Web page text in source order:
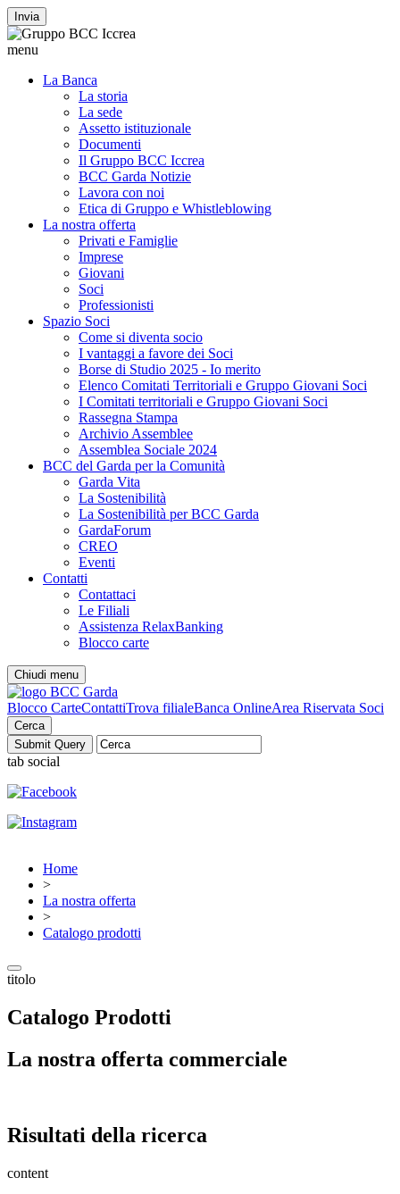
Invia
menu
La Banca
La storia
La sede
Assetto istituzionale
Documenti
Il Gruppo BCC Iccrea
BCC Garda Notizie
Lavora con noi
Etica di Gruppo e Whistleblowing
La nostra offerta
Privati e Famiglie
Imprese
Giovani
Soci
Professionisti
Spazio Soci
Come si diventa socio
I vantaggi a favore dei Soci
Borse di Studio 2025 - Io merito
Elenco Comitati Territoriali e Gruppo Giovani Soci
I Comitati territoriali e Gruppo Giovani Soci
Rassegna Stampa
Archivio Assemblee
Assemblea Sociale 2024
BCC del Garda per la Comunità
Garda Vita
La Sostenibilità
La Sostenibilità per BCC Garda
GardaForum
CREO
Eventi
Contatti
Contattaci
Le Filiali
Assistenza RelaxBanking
Blocco carte
Chiudi menu
Blocco CarteContattiTrova filialeBanca OnlineArea Riservata Soci
Cerca
tab social
Home
>
La nostra offerta
>
Catalogo prodotti
titolo
Catalogo Prodotti
La nostra offerta commerciale
Risultati della ricerca
content